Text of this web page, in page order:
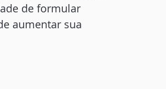
de formular
aumentar sua